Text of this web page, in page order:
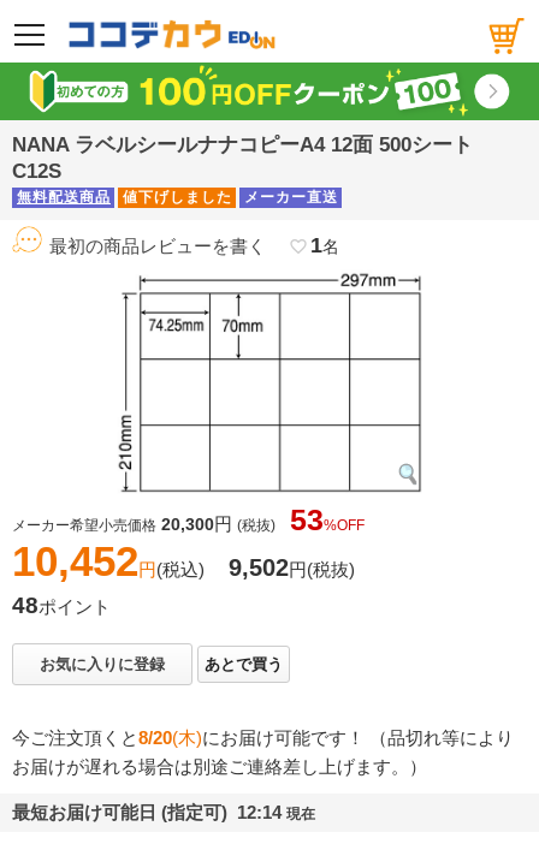
メニュー
NANA ラベルシールナナコピーA4 12面 500シート
C12S
無料配送商品 値下げしました メーカー直送
最初の商品レビューを書く favorite_border 1名
メーカー希望小売価格 20,300円 (税抜) 53%OFF
10,452円(税込) 9,502円(税抜)
48ポイント
お気に入りに登録 あとで買う
今ご注文頂くと8/20(木)にお届け可能です！ （品切れ等により
お届けが遅れる場合は別途ご連絡差し上げます。）
最短お届け可能日 (指定可) 12:14 現在